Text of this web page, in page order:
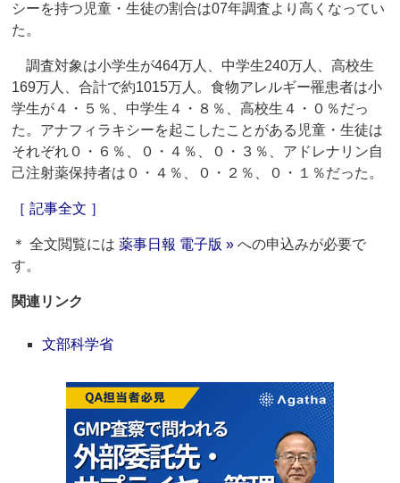
シーを持つ児童・生徒の割合は07年調査より高くなってい
た。
調査対象は小学生が464万人、中学生240万人、高校生
169万人、合計で約1015万人。食物アレルギー罹患者は小
学生が４・５％、中学生４・８％、高校生４・０％だっ
た。アナフィラキシーを起こしたことがある児童・生徒は
それぞれ０・６％、０・４％、０・３％、アドレナリン自
己注射薬保持者は０・４％、０・２％、０・１％だった。
［ 記事全文 ］
＊ 全文閲覧には薬事日報 電子版 » への申込みが必要で
す。
関連リンク
文部科学省